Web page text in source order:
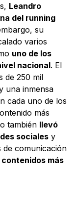
Leandro
del running
su
varios
uno de los
nacional. El
de 250 mil
una inmensa
cada uno de los
más
también llevó
sociales y
de comunicación
más